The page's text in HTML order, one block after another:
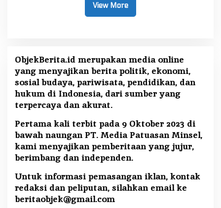
View More
ObjekBerita.id merupakan media online
yang menyajikan berita politik, ekonomi,
sosial budaya, pariwisata, pendidikan, dan
hukum di Indonesia, dari sumber yang
terpercaya dan akurat.
Pertama kali terbit pada 9 Oktober 2023 di
bawah naungan PT. Media Patuasan Minsel,
kami menyajikan pemberitaan yang jujur,
berimbang dan independen.
Untuk informasi pemasangan iklan, kontak
redaksi dan peliputan, silahkan email ke
beritaobjek@gmail.com